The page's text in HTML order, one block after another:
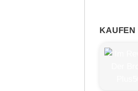
KAUFEN